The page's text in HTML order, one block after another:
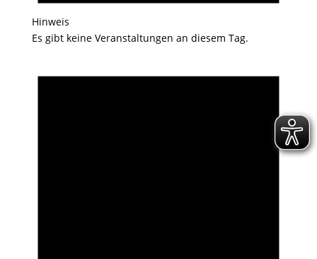
Hinweis
Es gibt keine Veranstaltungen an diesem Tag.